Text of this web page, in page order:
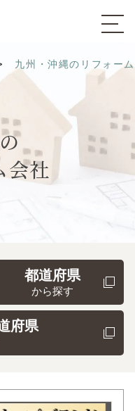
九州・沖縄のリフォー
会社
都道府県
から探す
府県